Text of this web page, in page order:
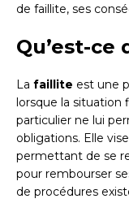
de faillite, ses
Qu’est-
La faillite est une
lorsque la situation
particulier ne lui
obligations. Elle
permettant de se
pour rembourser
de procédures